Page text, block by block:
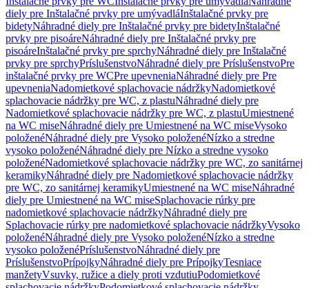
diely pre Inštalačné prvky pre umývadláInštalačné prvky pre
bidetyNáhradné diely pre Inštalačné prvky pre bidetyInštalačné
prvky pre pisoáreNáhradné diely pre Inštalačné prvky pre
pisoáreInštalačné prvky pre sprchyNáhradné diely pre Inštalačné
prvky pre sprchyPríslušenstvoNáhradné diely pre PríslušenstvoPre
inštalačné prvky pre WCPre upevneniaNáhradné diely pre Pre
upevneniaNadomietkové splachovacie nádržkyNadomietkové
splachovacie nádržky pre WC, z plastuNáhradné diely pre
Nadomietkové splachovacie nádržky pre WC, z plastuUmiestnené
na WC miseNáhradné diely pre Umiestnené na WC miseVysoko
položenéNáhradné diely pre Vysoko položenéNízko a stredne
vysoko položenéNáhradné diely pre Nízko a stredne vysoko
položenéNadomietkové splachovacie nádržky pre WC, zo sanitárnej
keramikyNáhradné diely pre Nadomietkové splachovacie nádržky
pre WC, zo sanitárnej keramikyUmiestnené na WC miseNáhradné
diely pre Umiestnené na WC miseSplachovacie rúrky pre
nadomietkové splachovacie nádržkyNáhradné diely pre
Splachovacie rúrky pre nadomietkové splachovacie nádržkyVysoko
položenéNáhradné diely pre Vysoko položenéNízko a stredne
vysoko položenéPríslušenstvoNáhradné diely pre
PríslušenstvoPrípojkyNáhradné diely pre PrípojkyTesniace
manžetyVsuvky, ružice a diely proti vzdutiuPodomietkové